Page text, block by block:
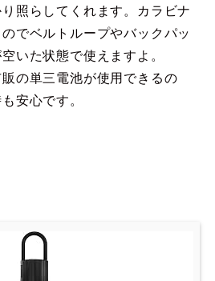
照らしてくれます。カラビナ
でベルトループやバックパッ
いた状態で使えますよ。
の単三電池が使用できるの
安心です。